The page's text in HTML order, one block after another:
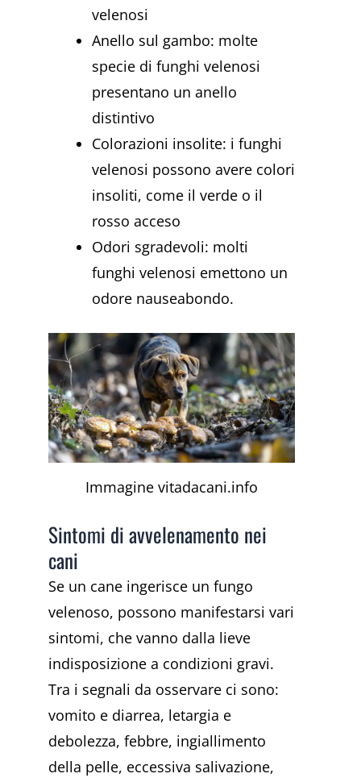
velenosi
Anello sul gambo: molte
specie di funghi velenosi
presentano un anello
distintivo
Colorazioni insolite: i funghi
velenosi possono avere colori
insoliti, come il verde o il
rosso acceso
Odori sgradevoli: molti
funghi velenosi emettono un
odore nauseabondo.
Immagine vitadacani.info
Sintomi di avvelenamento nei
cani
Se un cane ingerisce un fungo
velenoso, possono manifestarsi vari
sintomi, che vanno dalla lieve
indisposizione a condizioni gravi.
Tra i segnali da osservare ci sono:
vomito e diarrea, letargia e
debolezza, febbre, ingiallimento
della pelle, eccessiva salivazione,